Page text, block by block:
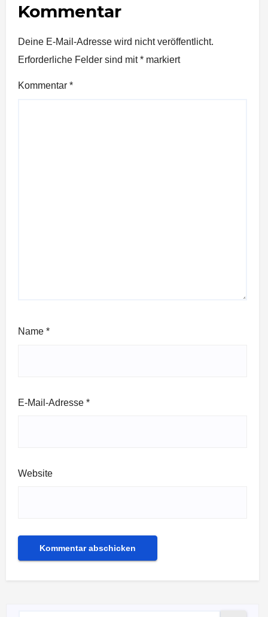
Kommentar
Deine E-Mail-Adresse wird nicht veröffentlicht.
Erforderliche Felder sind mit* markiert
Kommentar *
Name *
E-Mail-Adresse *
Website